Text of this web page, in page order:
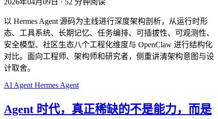
以 Hermes Agent 源码为主线进行深度架构剖析，从运行时形
态、工具系统、长期记忆、任务编排、可插拔性、可观测性、
安全模型、社区生态八个工程化维度与 OpenClaw 进行结构化
对比。面向工程师、架构师和研究者，侧重讲清架构意图与设
计取舍。
AI Agent Hermes Agent
Agent 时代，真正稀缺的不是能力，而是